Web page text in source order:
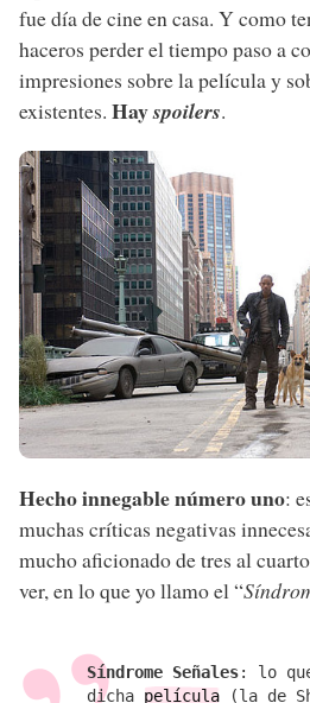
fue día de cine en casa. Y como
haceros perder el tiempo paso a
impresiones sobre la película y
existentes. Hayspoilers.
Hecho innegable número uno:
muchas críticas negativas
mucho aficionado de tres al
ver, en lo que yo llamo el “
Síndrome Señales: lo
dicha película (la de